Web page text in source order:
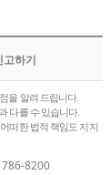
하기
을 알려 드립니다.
다를 수 있습니다.
떠한 법적 책임도 지지
786-8200